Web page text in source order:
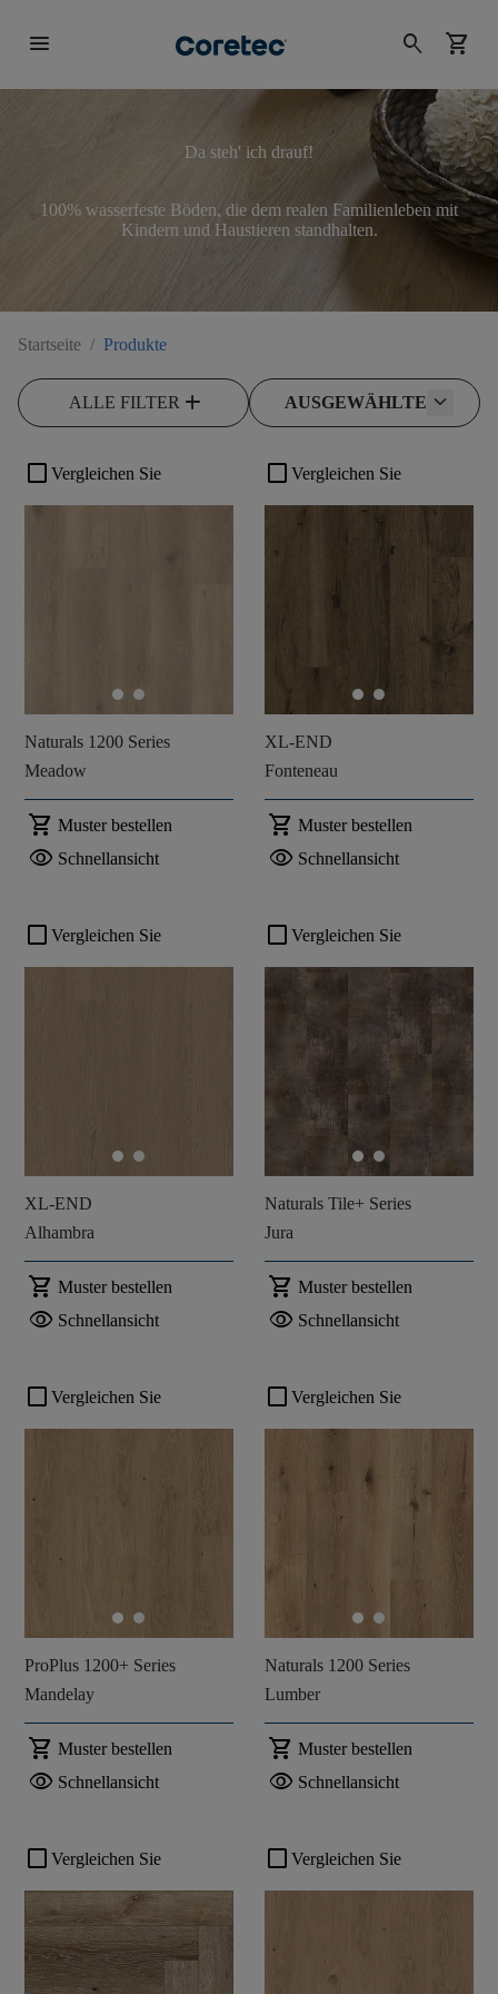
menu search shopping_cart
Da steh' ich drauf!
100% wasserfeste Böden, die dem realen Familienleben mit
Kindern und Haustieren standhalten.
Startseite / Produkte
ALLE FILTER add AUSGEWÄHLTE
check_box_outline_blank Vergleichen Sie
Naturals 1200 Series
Meadow
shopping_cart Muster bestellen
visibility Schnellansicht
check_box_outline_blank Vergleichen Sie
XL-END
Fonteneau
shopping_cart Muster bestellen
visibility Schnellansicht
check_box_outline_blank Vergleichen Sie
XL-END
Alhambra
shopping_cart Muster bestellen
visibility Schnellansicht
check_box_outline_blank Vergleichen Sie
Naturals Tile+ Series
Jura
shopping_cart Muster bestellen
visibility Schnellansicht
check_box_outline_blank Vergleichen Sie
ProPlus 1200+ Series
Mandelay
shopping_cart Muster bestellen
visibility Schnellansicht
check_box_outline_blank Vergleichen Sie
Naturals 1200 Series
Lumber
shopping_cart Muster bestellen
visibility Schnellansicht
check_box_outline_blank Vergleichen Sie check_box_outline_blank Vergleichen Sie